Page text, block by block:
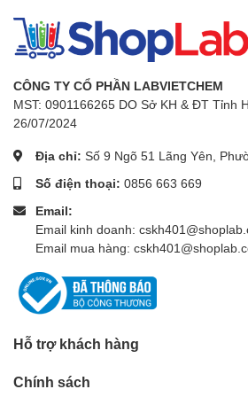
CÔNG TY CỔ PHẦN LABVIETCHEM
MST: 0901166265 DO Sở KH & ĐT Tỉnh
26/07/2024
Địa chỉ: Số 9 Ngõ 51 Lãng Yên,
Số điện thoại: 0856 663 669
Email:
Email kinh doanh:
Email mua hàng:
Hỗ trợ khách hàng
Chính sách